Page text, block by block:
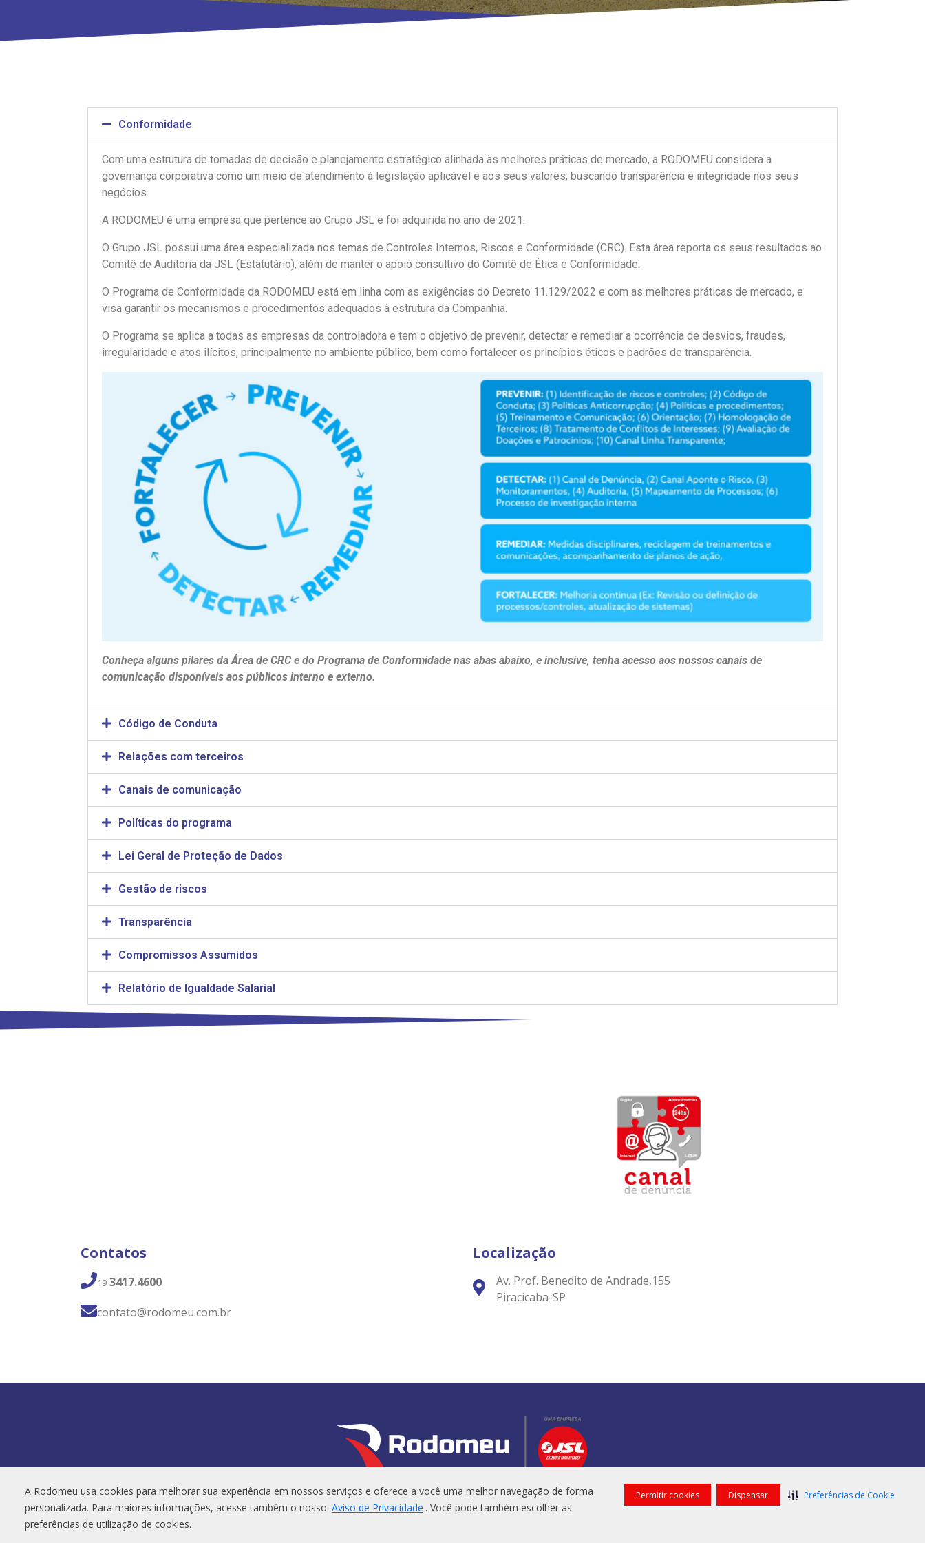
A Rodomeu usa cookies para melhorar sua experiência em nossos serviços e oferece a você uma melhor navegação de forma
personalizada. Para maiores informações, acesse também o nosso Aviso de Privacidade . Você pode também escolher as
preferências de utilização de cookies.
Permitir cookies Dispensar Preferências de Cookie
Conformidade
Com uma estrutura de tomadas de decisão e planejamento estratégico alinhada às melhores práticas de mercado, a RODOMEU considera a
governança corporativa como um meio de atendimento à legislação aplicável e aos seus valores, buscando transparência e integridade nos seus
negócios.
A RODOMEU é uma empresa que pertence ao Grupo JSL e foi adquirida no ano de 2021.
O Grupo JSL possui uma área especializada nos temas de Controles Internos, Riscos e Conformidade (CRC). Esta área reporta os seus resultados ao
Comitê de Auditoria da JSL (Estatutário), além de manter o apoio consultivo do Comitê de Ética e Conformidade.
O Programa de Conformidade da RODOMEU está em linha com as exigências do Decreto 11.129/2022 e com as melhores práticas de mercado, e
visa garantir os mecanismos e procedimentos adequados à estrutura da Companhia.
O Programa se aplica a todas as empresas da controladora e tem o objetivo de prevenir, detectar e remediar a ocorrência de desvios, fraudes,
irregularidade e atos ilícitos, principalmente no ambiente público, bem como fortalecer os princípios éticos e padrões de transparência.
Conheça alguns pilares da Área de CRC e do Programa de Conformidade nas abas abaixo, e inclusive, tenha acesso aos nossos canais de
comunicação disponíveis aos públicos interno e externo.
Código de Conduta
Relações com terceiros
Canais de comunicação
Políticas do programa
Lei Geral de Proteção de Dados
Gestão de riscos
Transparência
Compromissos Assumidos
Relatório de Igualdade Salarial
Contatos
19 3417.4600
contato@rodomeu.com.br
Localização
Av. Prof. Benedito de Andrade,155
Piracicaba-SP